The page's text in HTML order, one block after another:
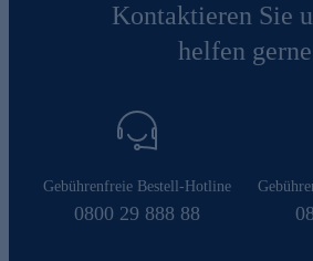
Kontaktieren Sie
helfen
Gebührenfreie Bestell-Hotline
0800 29 888 88